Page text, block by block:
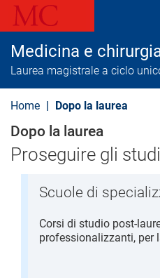
l
c
Medicina e
Laurea magistrale a ciclo
Home Dopo la laurea
Dopo la laurea
Proseguire gli studi
Scuole di
Corsi di studio post-
professionalizzanti, per